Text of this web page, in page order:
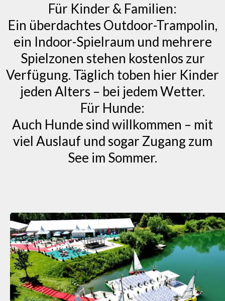
Für Kinder & Familien:
Ein überdachtes Outdoor-Trampolin,
ein Indoor-Spielraum und mehrere
Spielzonen stehen kostenlos zur
Verfügung. Täglich toben hier Kinder
jeden Alters – bei jedem Wetter.
Für Hunde:
Auch Hunde sind willkommen – mit
viel Auslauf und sogar Zugang zum
See im Sommer.